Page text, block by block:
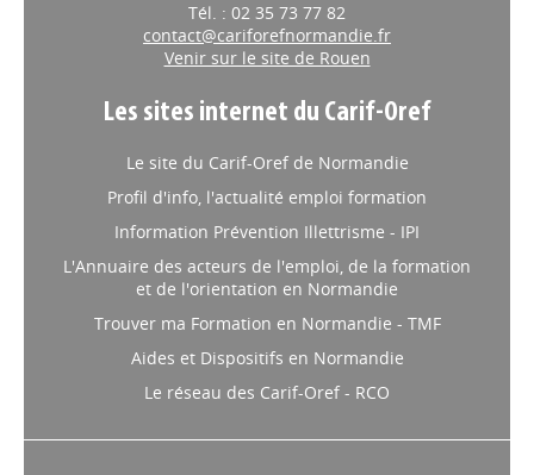
Tél. : 02 35 73 77 82
contact@cariforefnormandie.fr
Venir sur le site de Rouen
Les sites internet du Carif-Oref
Le site du Carif-Oref de Normandie
Profil d'info, l'actualité emploi formation
Information Prévention Illettrisme - IPI
L'Annuaire des acteurs de l'emploi, de la formation
et de l'orientation en Normandie
Trouver ma Formation en Normandie - TMF
Aides et Dispositifs en Normandie
Le réseau des Carif-Oref - RCO